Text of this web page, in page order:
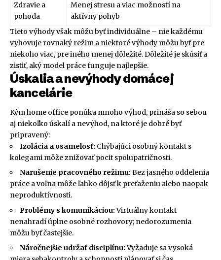
Zdravie a
pohoda
Menej stresu a viac možností na
aktívny pohyb
Tieto výhody však môžu byť individuálne – nie každému
vyhovuje rovnaký režim a niektoré výhody môžu byť pre
niekoho viac, pre iného menej dôležité. Dôležité je skúsiť a
zistiť, aký model práce funguje najlepšie.
Úskalia a nevýhody domácej
kancelárie
Kým home office ponúka mnoho výhod, prináša so sebou
aj niekoľko úskalí a nevýhod, na ktoré je dobré byť
pripravený:
Izolácia a osamelosť: Chýbajúci osobný kontakt s
kolegami môže znižovať pocit spolupatričnosti.
Narušenie pracovného režimu: Bez jasného oddelenia
práce a voľna môže ľahko dôjsť k preťaženiu alebo naopak
neproduktívnosti.
Problémy s komunikáciou:Virtuálny kontakt
nenahradí úplne osobné rozhovory; nedorozumenia
môžu byť častejšie.
Náročnejšie udržať disciplínu:Vyžaduje sa vysoká